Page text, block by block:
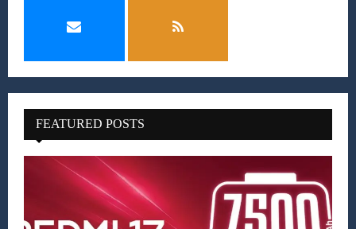
FEATURED POSTS